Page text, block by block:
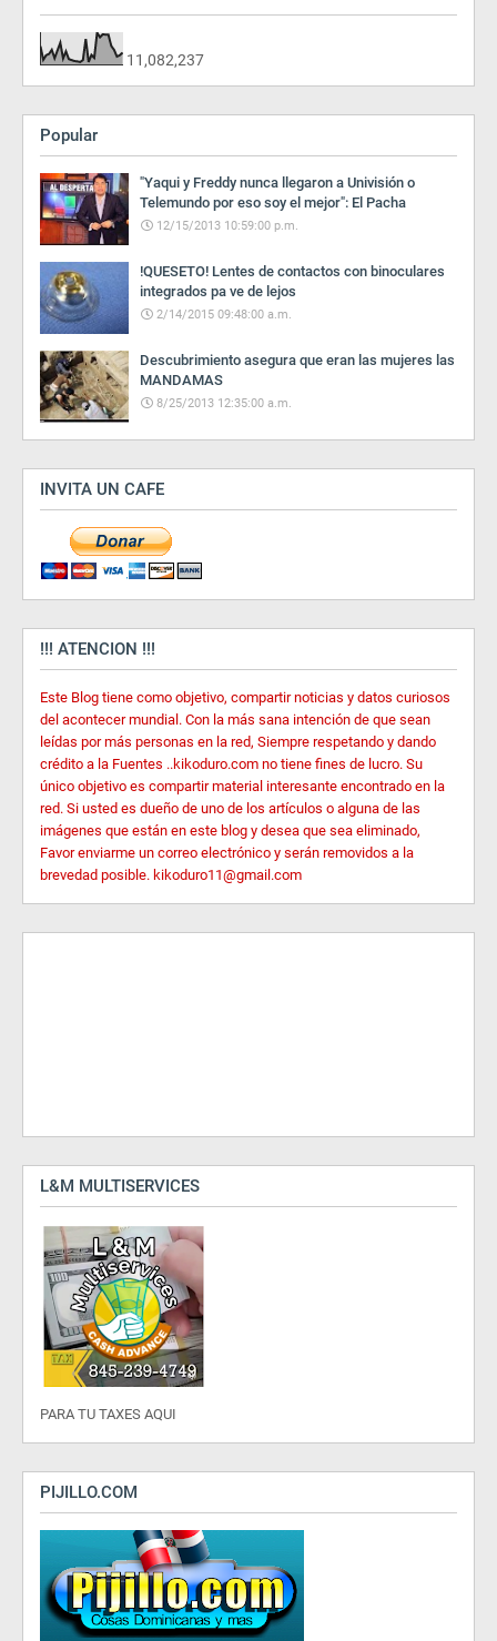
11,082,237
Popular
"Yaqui y Freddy nunca llegaron a Univisión o
Telemundo por eso soy el mejor": El Pacha
12/15/2013 10:59:00 p.m.
!QUESETO! Lentes de contactos con binoculares
integrados pa ve de lejos
2/14/2015 09:48:00 a.m.
Descubrimiento asegura que eran las mujeres las
MANDAMAS
8/25/2013 12:35:00 a.m.
INVITA UN CAFE
!!! ATENCION !!!
Este Blog tiene como objetivo, compartir noticias y datos curiosos
del acontecer mundial. Con la más sana intención de que sean
leídas por más personas en la red, Siempre respetando y dando
crédito a la Fuentes ..kikoduro.com no tiene fines de lucro. Su
único objetivo es compartir material interesante encontrado en la
red. Si usted es dueño de uno de los artículos o alguna de las
imágenes que están en este blog y desea que sea eliminado,
Favor enviarme un correo electrónico y serán removidos a la
brevedad posible. kikoduro11@gmail.com
L&M MULTISERVICES
PARA TU TAXES AQUI
PIJILLO.COM